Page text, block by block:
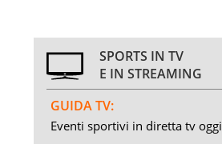
SPORTS IN TV
E IN STREAMING
GUIDA TV:
Eventi sportivi in diretta tv oggi